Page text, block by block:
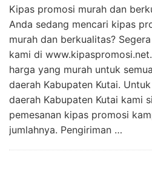
Kipas promosi murah dan
Anda sedang mencari kipas
murah dan berkualitas?
kami di
harga yang murah untuk
daerah Kabupaten Kutai.
daerah Kabupaten Kutai kami
pemesanan kipas promosi
jumlahnya. Pengiriman …